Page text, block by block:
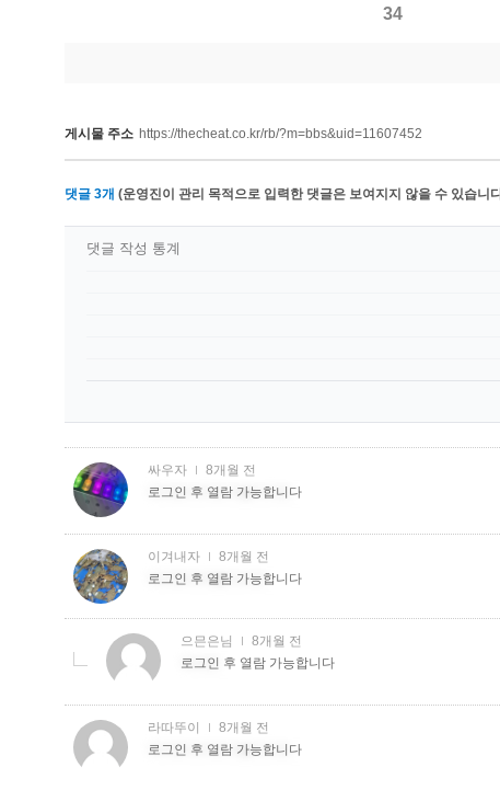
34
게시물 주소 https://thecheat.co.kr/rb/?m=bbs&uid=11607452
댓글 3개 (운영진이 관리 목적으로 입력한 댓글은 보여지지 않을 수 있습니
댓글 작성 통계